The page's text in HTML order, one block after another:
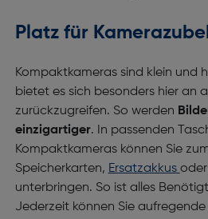
Platz für
Kompaktkameras sind klein und
bietet es sich besonders hier an
zurückzugreifen. So werden
einzigartiger. In passenden
Kompaktkameras können Sie
Speicherkarten, Ersatzakkus
unterbringen. So ist alles
Jederzeit können Sie